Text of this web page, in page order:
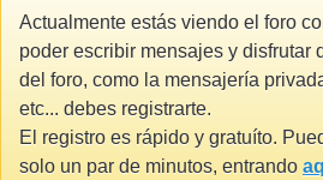
Actualmente estás viendo el foro
poder escribir mensajes y disfrutar
del foro, como la mensajería
etc... debes registrarte.
El registro es rápido y gratuíto.
solo un par de minutos, entrando